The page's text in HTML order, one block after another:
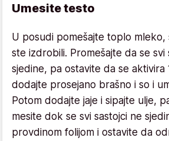
Umesite testo
U posudi pomešajte toplo mleko,
ste izdrobili. Promešajte da se svi
sjedine, pa ostavite da se aktivira
dodajte prosejano brašno i so i
Potom dodajte jaje i sipajte ulje,
mesite dok se svi sastojci ne
provdinom folijom i ostavite da